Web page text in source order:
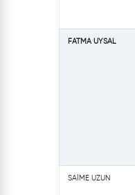
FATMA UYSAL
SAİME UZUN